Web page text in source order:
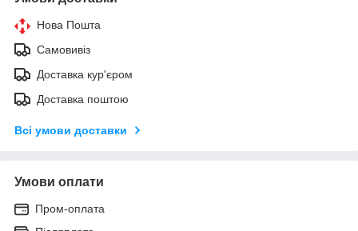
Нова Пошта
Самовивіз
Доставка кур'єром
Доставка поштою
Всі умови доставки
Умови оплати
Пром-оплата